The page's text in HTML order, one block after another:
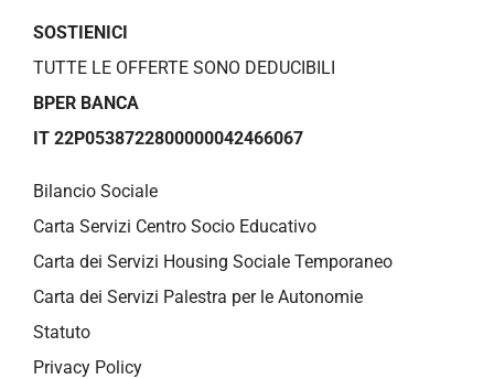
SOSTIENICI
TUTTE LE OFFERTE SONO DEDUCIBILI
BPER BANCA
IT 22P0538722800000042466067
Bilancio Sociale
Carta Servizi Centro Socio Educativo
Carta dei Servizi Housing Sociale Temporaneo
Carta dei Servizi Palestra per le Autonomie
Statuto
Privacy Policy